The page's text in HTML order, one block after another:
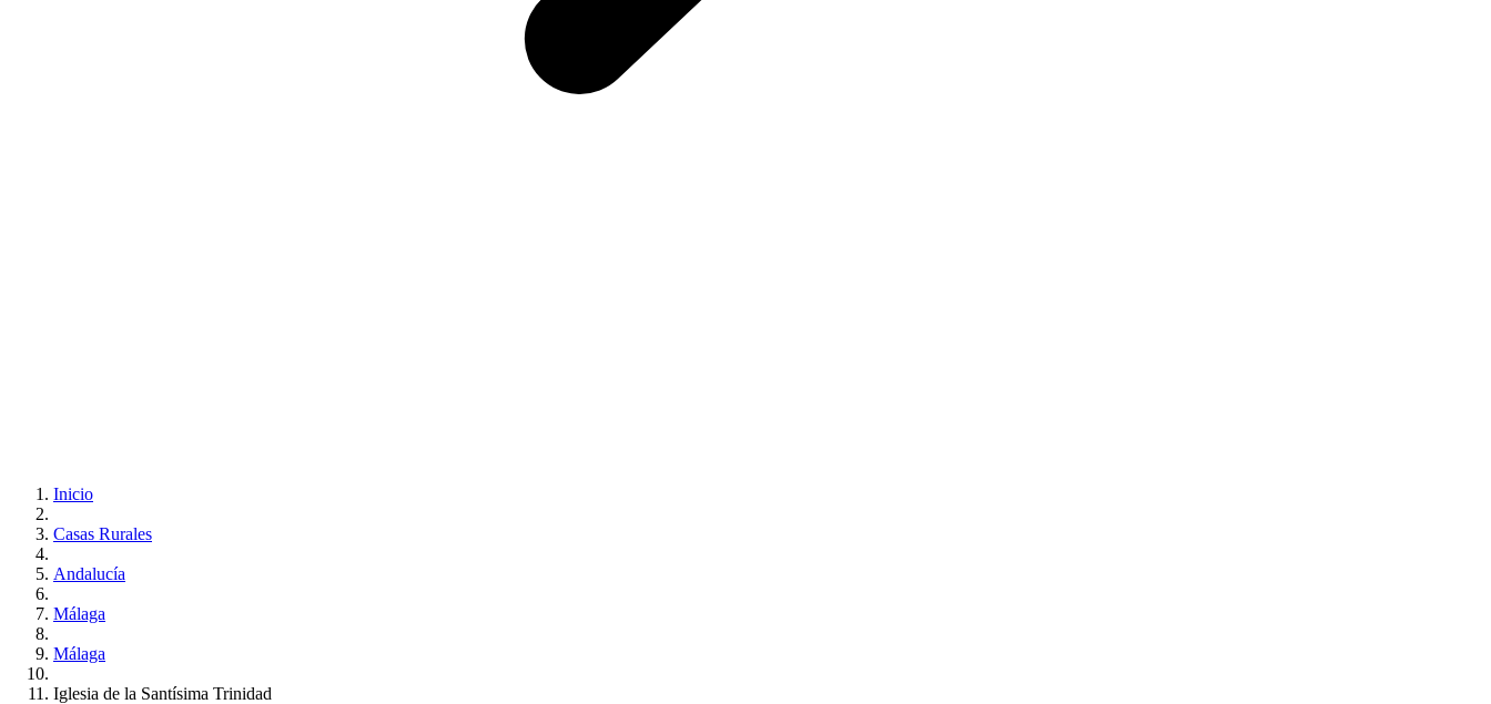
Inicio
Casas Rurales
Andalucía
Málaga
Málaga
Iglesia de la Santísima Trinidad